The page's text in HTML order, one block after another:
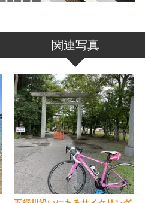
関連写真